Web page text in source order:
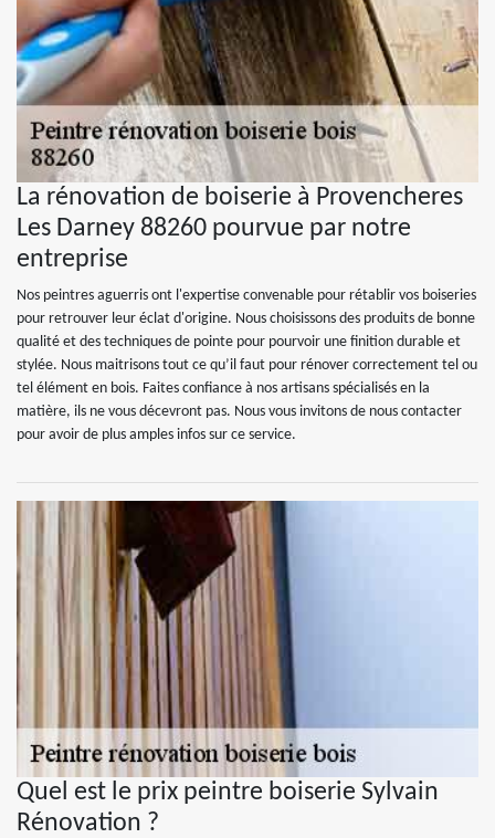
La rénovation de boiserie à Provencheres
Les Darney 88260 pourvue par notre
entreprise
Nos peintres aguerris ont l'expertise convenable pour rétablir vos boiseries
pour retrouver leur éclat d'origine. Nous choisissons des produits de bonne
qualité et des techniques de pointe pour pourvoir une finition durable et
stylée. Nous maitrisons tout ce qu’il faut pour rénover correctement tel ou
tel élément en bois. Faites confiance à nos artisans spécialisés en la
matière, ils ne vous décevront pas. Nous vous invitons de nous contacter
pour avoir de plus amples infos sur ce service.
Quel est le prix peintre boiserie Sylvain
Rénovation ?